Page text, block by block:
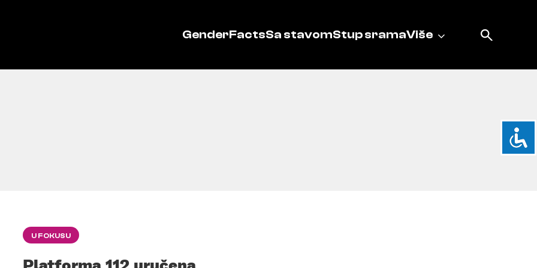
GenderFactsSa stavomStup sramaViše
U FOKUSU